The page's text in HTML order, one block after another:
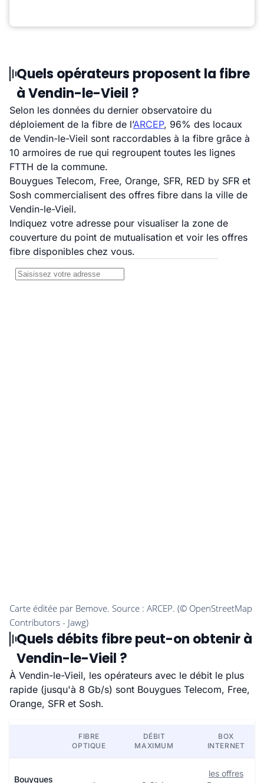
Quels opérateurs proposent la fibre
à Vendin-le-Vieil ?
Selon les données du dernier observatoire du
déploiement de la fibre de l’ARCEP, 96% des locaux
de Vendin-le-Vieil sont raccordables à la fibre grâce à
10 armoires de rue qui regroupent toutes les lignes
FTTH de la commune.
Bouygues Telecom, Free, Orange, SFR, RED by SFR et
Sosh commercialisent des offres fibre dans la ville de
Vendin-le-Vieil.
Indiquez votre adresse pour visualiser la zone de
couverture du point de mutualisation et voir les offres
fibre disponibles chez vous.
Quels débits fibre peut-on obtenir à
Vendin-le-Vieil ?
À Vendin-le-Vieil, les opérateurs avec le débit le plus
rapide (jusqu'à 8 Gb/s) sont Bouygues Telecom, Free,
Orange, SFR et Sosh.
FIBRE
OPTIQUE
DÉBIT
MAXIMUM
BOX
INTERNET
Bouygues
les offres